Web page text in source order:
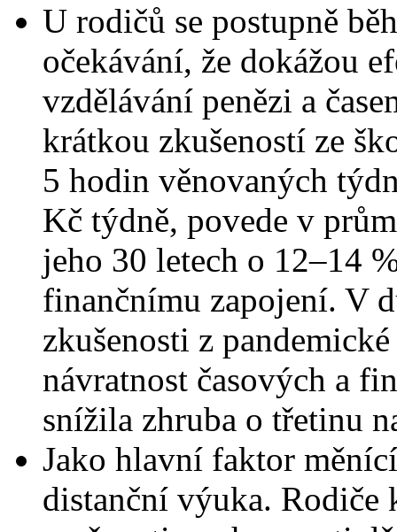
U rodičů se postupně
očekávání, že dokážou
vzdělávání penězi a
krátkou zkušeností ze
5 hodin věnovaných
Kč týdně, povede v
jeho 30 letech o 12–14
finančnímu zapojení. V
zkušenosti z
návratnost časových a
snížila zhruba o třetinu
Jako hlavní faktor
distanční výuka.